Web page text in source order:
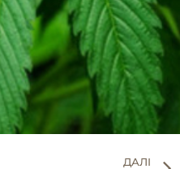
ДАЛІ